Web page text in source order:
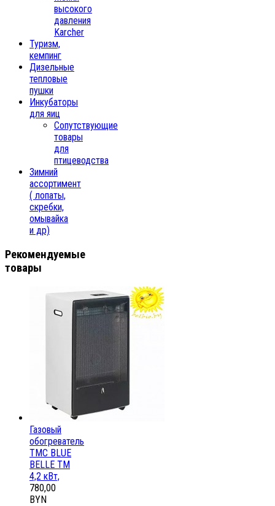
высокого
давления
Karcher
Туризм,
кемпинг
Дизельные
тепловые
пушки
Инкубаторы
для яиц
Сопутствующие
товары
для
птицеводства
Зимний
ассортимент
( лопаты,
скребки,
омывайка
и др)
Рекомендуемые
товары
Газовый
обогреватель
ТМС BLUE
BELLE ТМ
4,2 кВт,
780,00
BYN